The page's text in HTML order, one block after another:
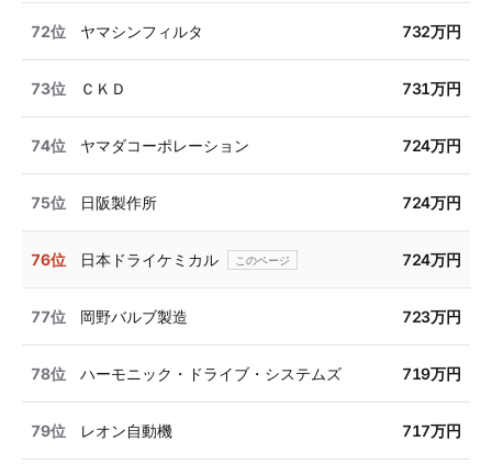
72位 ヤマシンフィルタ 732万円
73位 ＣＫＤ 731万円
74位 ヤマダコーポレーション 724万円
75位 日阪製作所 724万円
76位 日本ドライケミカル 724万円
77位 岡野バルブ製造 723万円
78位 ハーモニック・ドライブ・システムズ 719万円
79位 レオン自動機 717万円